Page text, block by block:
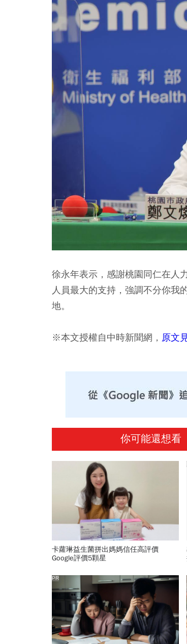
徐永年表示，感謝桃園同仁在人
人員最大的支持，強調不分你我
地。
※本文授權自中時新聞網， 原文
你可能還想看
卡蘿琳益生菌拼出媽媽信任高評價
Google評價5顆星
PR